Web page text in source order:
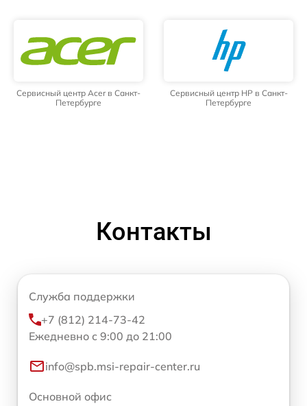
Сервисный центр Acer в Санкт-
Петербурге
Сервисный центр HP в Санкт-
Петербурге
Контакты
Служба поддержки
+7 (812) 214-73-42
Ежедневно с 9:00 до 21:00
info@spb.msi-repair-center.ru
Основной офис